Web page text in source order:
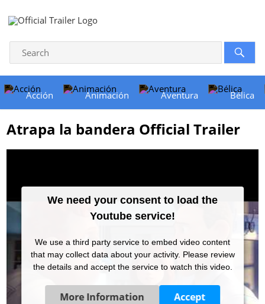
Acción Animación Aventura Bélica
Atrapa la bandera Official Trailer
We need your consent to load the
Youtube service!
We use a third party service to embed video content
that may collect data about your activity. Please review
the details and accept the service to watch this video.
More Information Accept